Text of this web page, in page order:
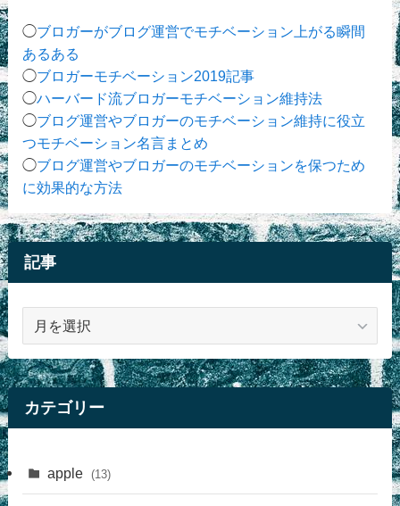
◯ブロガーがブログ運営でモチベーション上がる瞬間
あるある
◯ブロガーモチベーション2019記事
◯ハーバード流ブロガーモチベーション維持法
◯ブログ運営やブロガーのモチベーション維持に役立
つモチベーション名言まとめ
◯ブログ運営やブロガーのモチベーションを保つため
に効果的な方法
記事
カテゴリー
apple (13)